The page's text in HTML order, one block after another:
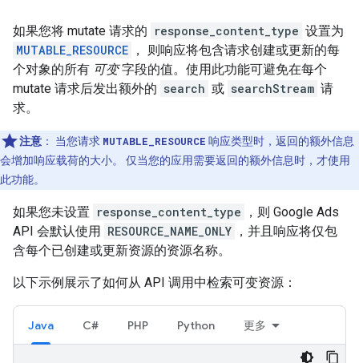
如果您将 mutate 请求的 response_content_type 设置为
MUTABLE_RESOURCE ， 则响应将包含请求创建或更新的每
个对象的所有 可变字段的值。使用此功能可避免在每个
mutate 请求后发出额外的 search 或 searchStream 请
求。
注意 ： 当您请求 MUTABLE_RESOURCE 响应类型时，返回的额外信息
会增加响应载荷的大小。 仅当您的应用需要返回的额外信息时，才使用
此功能。
如果您未设置 response_content_type
，则 Google Ads
API 会默认使用 RESOURCE_NAME_ONLY ，并且响应将仅包
含每个已创建或更新资源的资源名称。
以下示例展示了如何从 API 调用中检索可变资源：
Java C# PHP Python 更多